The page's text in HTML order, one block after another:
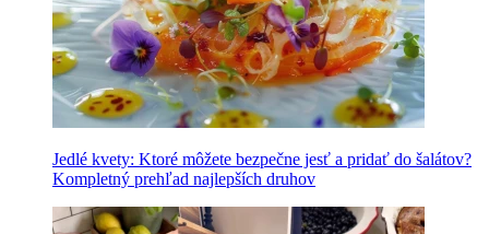
Jedlé kvety: Ktoré môžete bezpečne jesť a pridať do šalátov?
Kompletný prehľad najlepších druhov